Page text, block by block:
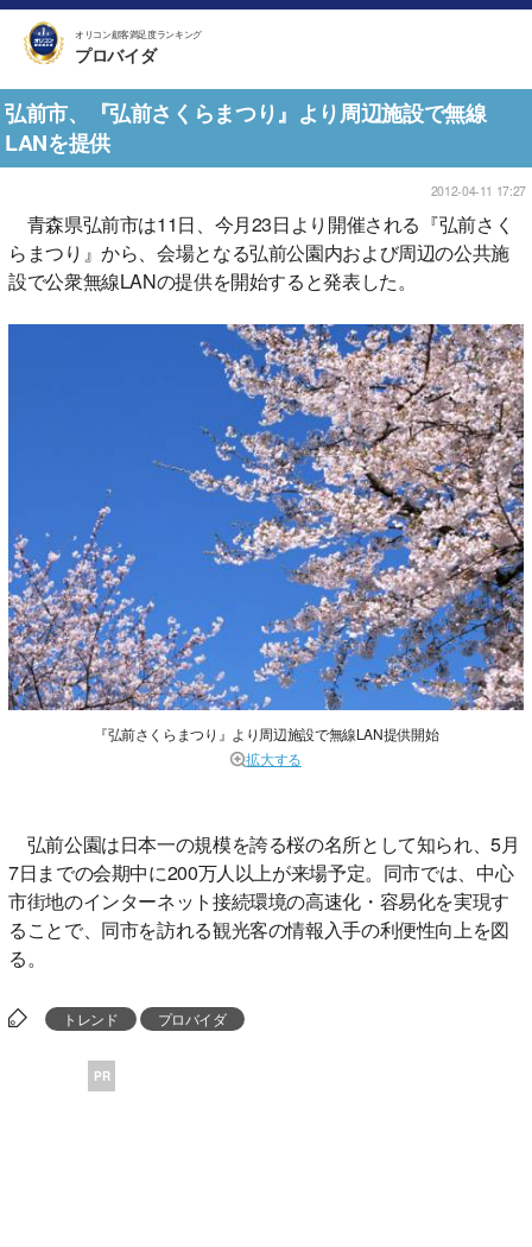
オリコン顧客満足度ランキング
プロバイダ
弘前市、『弘前さくらまつり』より周辺施設で無線
LANを提供
2012-04-11 17:27
青森県弘前市は11日、今月23日より開催される『弘前さく
らまつり』から、会場となる弘前公園内および周辺の公共施
設で公衆無線LANの提供を開始すると発表した。
『弘前さくらまつり』より周辺施設で無線LAN提供開始
拡大する
弘前公園は日本一の規模を誇る桜の名所として知られ、5月
7日までの会期中に200万人以上が来場予定。同市では、中心
市街地のインターネット接続環境の高速化・容易化を実現す
ることで、同市を訪れる観光客の情報入手の利便性向上を図
る。
トレンド プロバイダ
PR